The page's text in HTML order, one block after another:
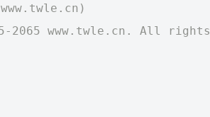
2065 www.twle.cn. All